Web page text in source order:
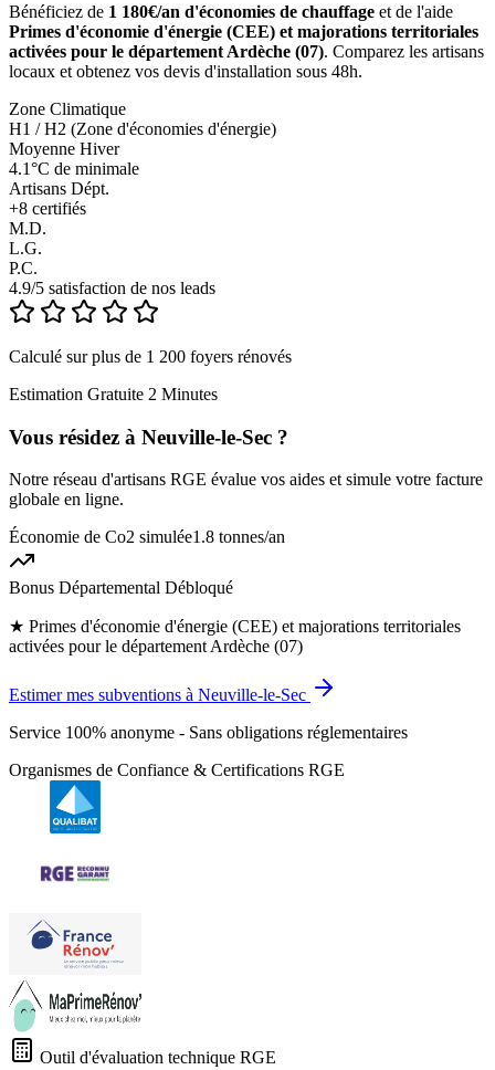
Bénéficiez de 1 180€/an d'économies de chauffage et de l'aide
Primes d'économie d'énergie (CEE) et majorations territoriales
activées pour le département Ardèche (07). Comparez les artisans
locaux et obtenez vos devis d'installation sous 48h.
Zone Climatique
H1 / H2 (Zone d'économies d'énergie)
Moyenne Hiver
4.1°C de minimale
Artisans Dépt.
+8 certifiés
M.D.
L.G.
P.C.
4.9/5 satisfaction de nos leads
Calculé sur plus de 1 200 foyers rénovés
Estimation Gratuite 2 Minutes
Vous résidez à Neuville-le-Sec ?
Notre réseau d'artisans RGE évalue vos aides et simule votre facture
globale en ligne.
Économie de Co2 simulée1.8 tonnes/an
Bonus Départemental Débloqué
★ Primes d'économie d'énergie (CEE) et majorations territoriales
activées pour le département Ardèche (07)
Estimer mes subventions à Neuville-le-Sec
Service 100% anonyme - Sans obligations réglementaires
Organismes de Confiance & Certifications RGE
Outil d'évaluation technique RGE